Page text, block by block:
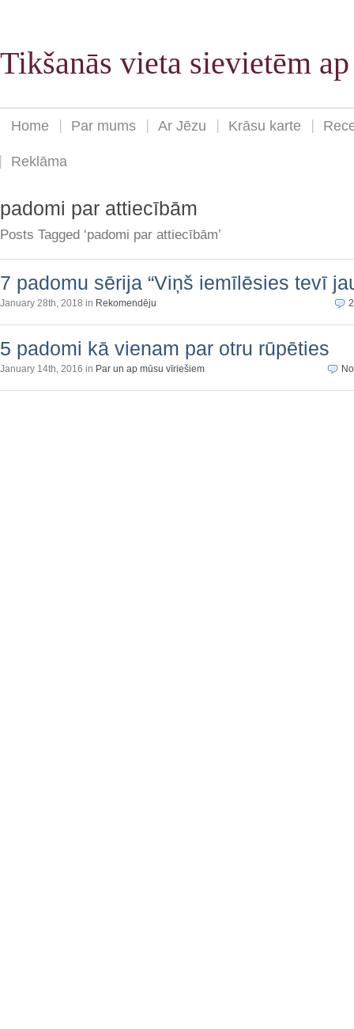
Tikšanās vieta sievietēm
Home Par mums Ar Jēzu Krāsu karte
Reklāma
padomi par attiecībām
Posts Tagged ‘padomi par attiecībām’
7 padomu sērija “Viņš iemīlēsies tevī
January 28th, 2018 in Rekomendēju
5 padomi kā vienam par otru rūpēties
January 14th, 2016 in Par un ap mūsu vīriešiem